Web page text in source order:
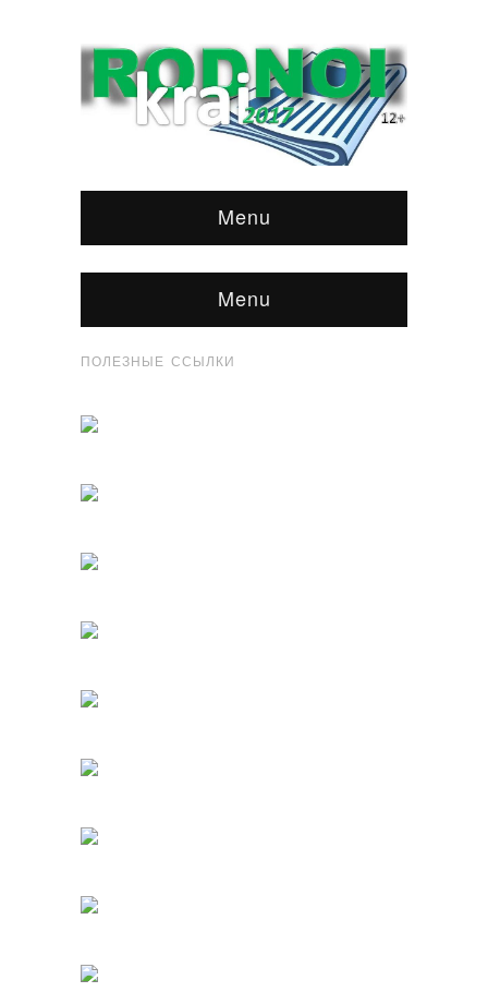
Menu
Menu
ПОЛЕЗНЫЕ ССЫЛКИ